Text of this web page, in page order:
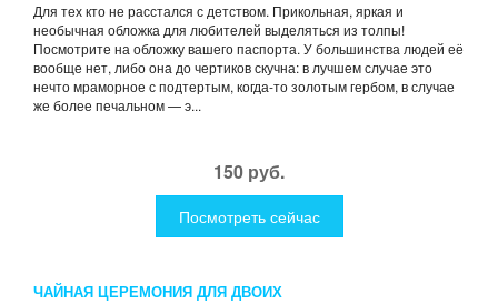
Для тех кто не расстался с детством. Прикольная, яркая и
необычная обложка для любителей выделяться из толпы!
Посмотрите на обложку вашего паспорта. У большинства людей её
вообще нет, либо она до чертиков скучна: в лучшем случае это
нечто мраморное с подтертым, когда-то золотым гербом, в случае
же более печальном — э...
150 руб.
Посмотреть сейчас
ЧАЙНАЯ ЦЕРЕМОНИЯ ДЛЯ ДВОИХ